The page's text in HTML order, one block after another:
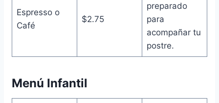
Espresso o
Café
$2.75
preparado
para
acompañar tu
postre.
Menú Infantil